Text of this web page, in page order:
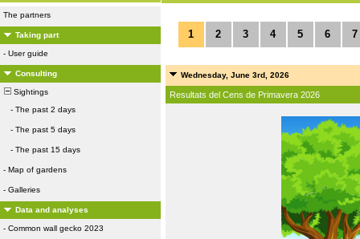
The partners
Taking part
- User guide
Consulting
Sightings
- The past 2 days
- The past 5 days
- The past 15 days
- Map of gardens
- Galleries
Data and analyses
- Common wall gecko 2023
1 2 3 4 5 6 7
Wednesday, June 3rd, 2026
Resultats del Cens de Primavera 2026